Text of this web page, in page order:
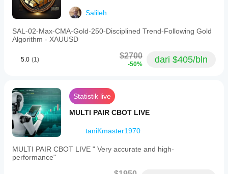
Salileh
SAL-02-Max-CMA-Gold-250-Disciplined Trend-Following Gold
Algorithm - XAUUSD
5.0 (1) $2700
-50% dari $405/bln
Statistik live
MULTI PAIR CBOT LIVE
taniKmaster1970
MULTI PAIR CBOT LIVE " Very accurate and high-
performance"